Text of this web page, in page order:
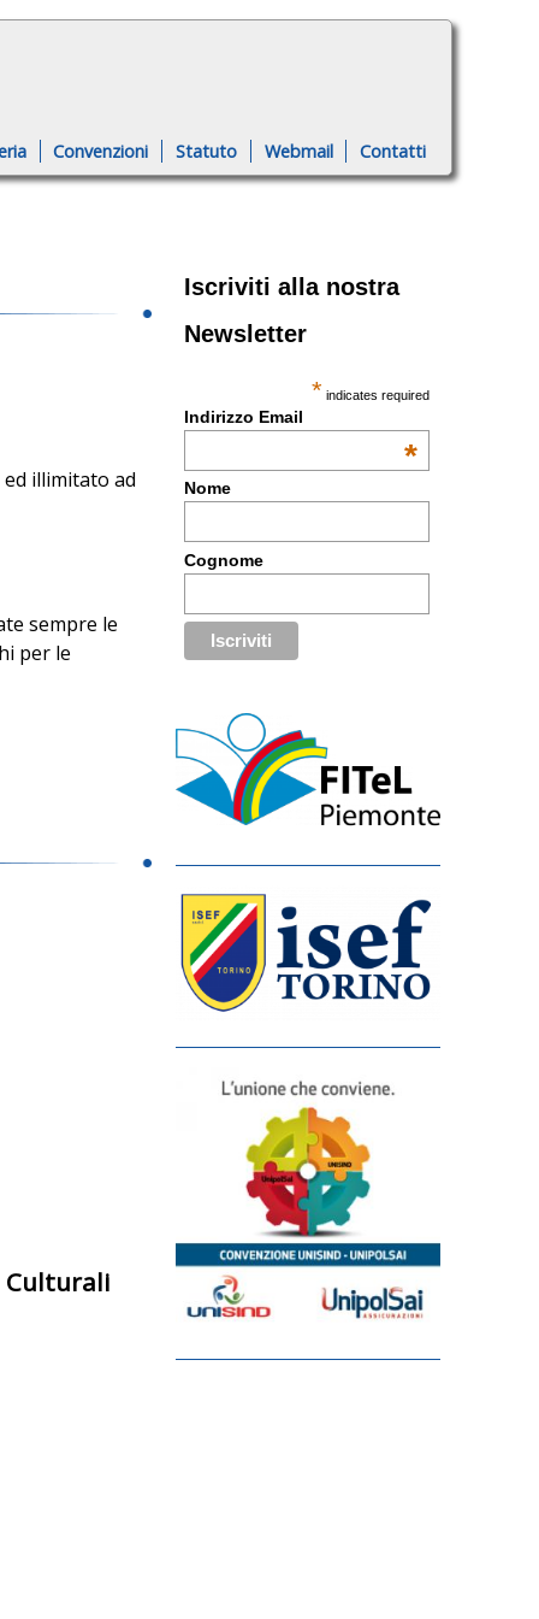
Convenzioni Statuto Webmail Contatti
illimitato ad
sempre le
per le
Culturali
Iscriviti alla nostra
Newsletter
* indicates required
Indirizzo Email
*
Nome
Cognome